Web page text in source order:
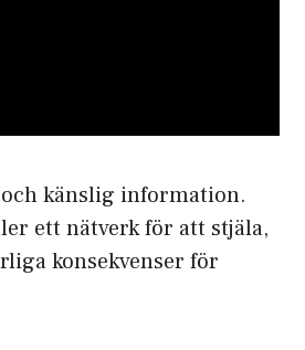
känslig information.
ett nätverk för att stjäla,
konsekvenser för